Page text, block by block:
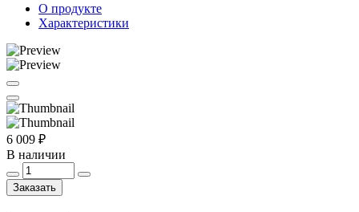
О продукте
Характеристики
6 009 ₽
В наличии
Заказать